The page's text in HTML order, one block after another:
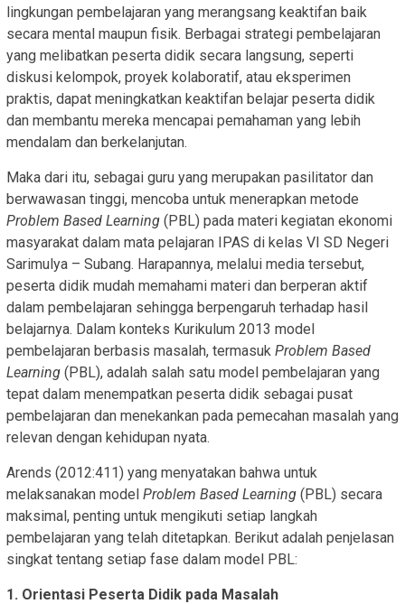
lingkungan pembelajaran yang merangsang keaktifan baik
secara mental maupun fisik. Berbagai strategi pembelajaran
yang melibatkan peserta didik secara langsung, seperti
diskusi kelompok, proyek kolaboratif, atau eksperimen
praktis, dapat meningkatkan keaktifan belajar peserta didik
dan membantu mereka mencapai pemahaman yang lebih
mendalam dan berkelanjutan.
Maka dari itu, sebagai guru yang merupakan pasilitator dan
berwawasan tinggi, mencoba untuk menerapkan metode
Problem Based Learning (PBL) pada materi kegiatan ekonomi
masyarakat dalam mata pelajaran IPAS di kelas VI SD Negeri
Sarimulya – Subang. Harapannya, melalui media tersebut,
peserta didik mudah memahami materi dan berperan aktif
dalam pembelajaran sehingga berpengaruh terhadap hasil
belajarnya. Dalam konteks Kurikulum 2013 model
pembelajaran berbasis masalah, termasuk Problem Based
Learning (PBL), adalah salah satu model pembelajaran yang
tepat dalam menempatkan peserta didik sebagai pusat
pembelajaran dan menekankan pada pemecahan masalah yang
relevan dengan kehidupan nyata.
Arends (2012:411) yang menyatakan bahwa untuk
melaksanakan model Problem Based Learning (PBL) secara
maksimal, penting untuk mengikuti setiap langkah
pembelajaran yang telah ditetapkan. Berikut adalah penjelasan
singkat tentang setiap fase dalam model PBL:
1. Orientasi Peserta Didik pada Masalah